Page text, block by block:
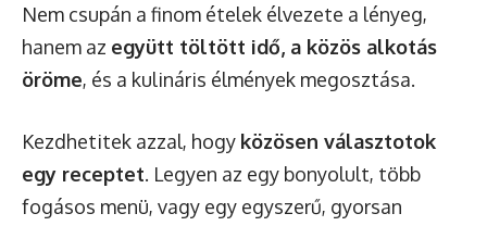
Nem csupán a finom ételek élvezete a lényeg,
hanem az együtt töltött idő, a közös alkotás
öröme, és a kulináris élmények megosztása.
Kezdhetitek azzal, hogy közösen választotok
egy receptet. Legyen az egy bonyolult, több
fogásos menü, vagy egy egyszerű, gyorsan